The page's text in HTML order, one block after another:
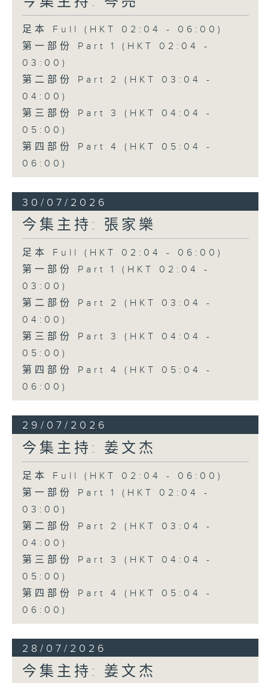
足本 Full (HKT 02:04 - 06:00)
第一部份 Part 1 (HKT 02:04 -
03:00)
第二部份 Part 2 (HKT 03:04 -
04:00)
第三部份 Part 3 (HKT 04:04 -
05:00)
第四部份 Part 4 (HKT 05:04 -
06:00)
30/07/2026
今集主持: 張家樂
足本 Full (HKT 02:04 - 06:00)
第一部份 Part 1 (HKT 02:04 -
03:00)
第二部份 Part 2 (HKT 03:04 -
04:00)
第三部份 Part 3 (HKT 04:04 -
05:00)
第四部份 Part 4 (HKT 05:04 -
06:00)
29/07/2026
今集主持: 姜文杰
足本 Full (HKT 02:04 - 06:00)
第一部份 Part 1 (HKT 02:04 -
03:00)
第二部份 Part 2 (HKT 03:04 -
04:00)
第三部份 Part 3 (HKT 04:04 -
05:00)
第四部份 Part 4 (HKT 05:04 -
06:00)
28/07/2026
今集主持: 姜文杰